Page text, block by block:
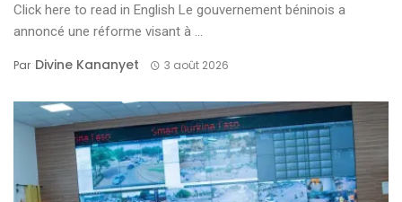
Click here to read in English Le gouvernement béninois a
annoncé une réforme visant à ...
Par Divine Kananyet 3 août 2026